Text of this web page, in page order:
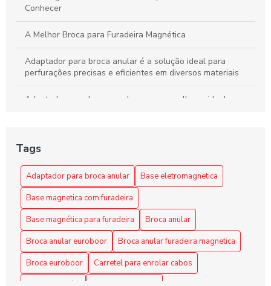
Conhecer
A Melhor Broca para Furadeira Magnética
Adaptador para broca anular é a solução ideal para
perfurações precisas e eficientes em diversos materiais
Adaptador para broca anular: como escolher o ideal para
suas necessidades
Adaptador para Broca Anular: Escolha a Solução Ideal
para Seus Projetos
Adaptador para Broca Anular: Guia Completo
Adaptador para Broca Anular: Guia Completo
Adaptador para Broca Anular: O Guia Completo
Tags
Adaptador para broca anular
Base eletromagnetica
Base magnetica com furadeira
Base magnética para furadeira
Broca anular
Broca anular euroboor
Broca anular furadeira magnetica
Broca euroboor
Carretel para enrolar cabos